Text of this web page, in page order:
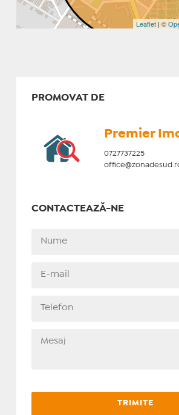
Leaflet | ©
PROMOVAT DE
Premier
0727737225
CONTACTEAZĂ-NE